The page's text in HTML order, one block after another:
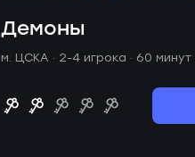
Демоны
м. ЦСКА · 2-4 игрока · 60 минут